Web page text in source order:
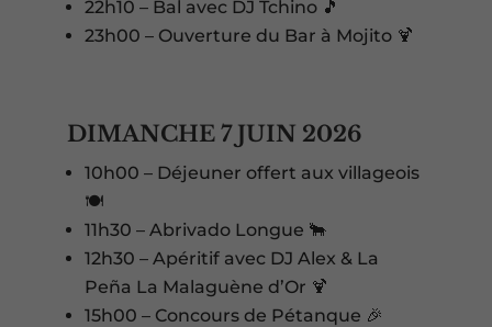
22h10 – Bal avec DJ Tchino 🎵
23h00 – Ouverture du Bar à Mojito 🍹
DIMANCHE 7 JUIN 2026
10h00 – Déjeuner offert aux villageois
🍽️
11h30 – Abrivado Longue 🐂
12h30 – Apéritif avec DJ Alex & La
Peña La Malaguène d’Or 🍹
15h00 – Concours de Pétanque 🎉